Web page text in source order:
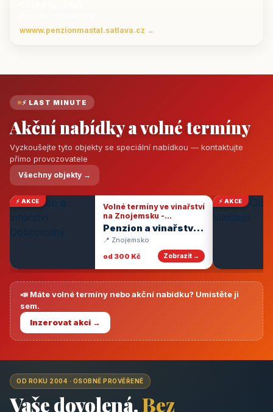
wwww.penzionmastal.satlava.cz →
⚡ LAST MINUTE
Akční nabídky a volné termíny
Vyzkoušejte tyto objekty se speciální nabídkou — kontaktujte
přímo provozovatele
Všechny objekty →
⚡ AKCE
Volné termíny ve vinařství
na Znojemsku -
degustace vín
Penzion a vinařství
Dobrovolný
📍 Znojemsko
od 300 Kč
Zobrazit →
⚡ AKCE
📣 Máte volné termíny nebo akční nabídku? Umístěte ji
sem.
Inzerovat akci →
OD ROKU 2004 · OSOBNĚ PROVĚŘENÉ
Vaše dovolená.Bez